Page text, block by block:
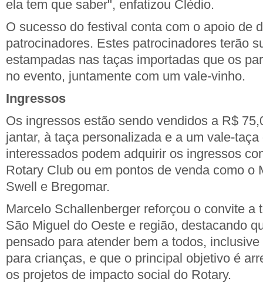
ela tem que saber", enfatizou Clédio.
O sucesso do festival conta com o apoio de
patrocinadores. Estes patrocinadores terão
estampadas nas taças importadas que os
no evento, juntamente com um vale-vinho.
Ingressos
Os ingressos estão sendo vendidos a R$
jantar, à taça personalizada e a um vale-
interessados podem adquirir os ingressos
Rotary Club ou em pontos de venda como o
Swell e Bregomar.
Marcelo Schallenberger reforçou o convite a
São Miguel do Oeste e região, destacando
pensado para atender bem a todos,
para crianças, e que o principal objetivo é
os projetos de impacto social do Rotary.